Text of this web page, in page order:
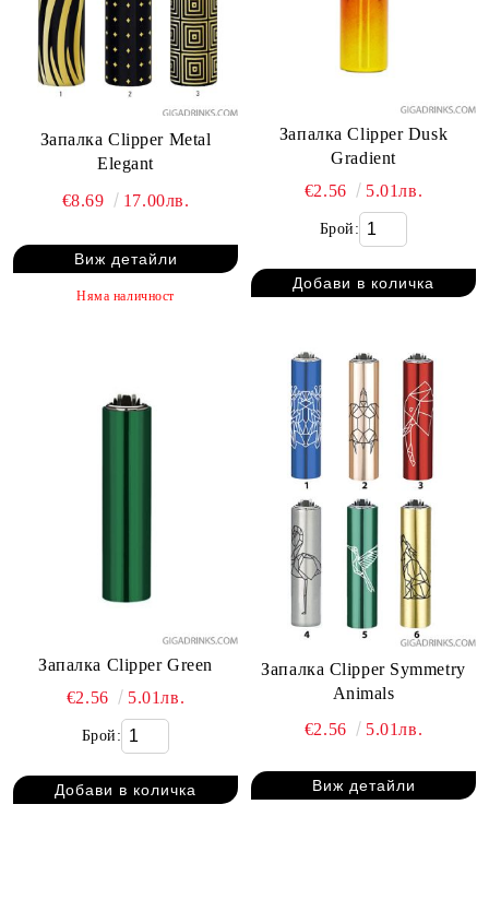
Запалка Clipper Metal
Elegant
€8.69 17.00лв.
Виж детайли
Няма наличност
Запалка Clipper Dusk
Gradient
€2.56
5.01лв.
Брой:
Запалка Clipper Green
€2.56
5.01лв.
Брой:
Запалка Clipper Symmetry
Animals
€2.56
5.01лв.
Виж детайли